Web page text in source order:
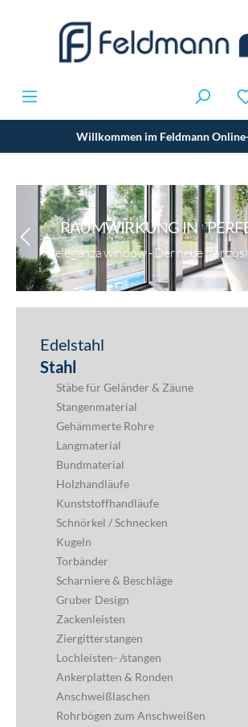
Willkommen im Feldmann
RAUMWIRKUNG IN
eleganza window - Der neue
Edelstahl
Stahl
Stäbe für Geländer & Zäune
Stangenmaterial
Gehämmerte Rohre
Langmaterial
Bundmaterial
Holzhandläufe
Kunststoffhandläufe
Schnörkel / Schnecken
Kugeln
Torbänder
Scharniere & Beschläge
Gruber Design
Zackenleisten
Ziergitterstangen
Lochleisten- /stangen
Ankerplatten & Ronden
Anschweißlaschen
Rohrbögen zum Anschweißen